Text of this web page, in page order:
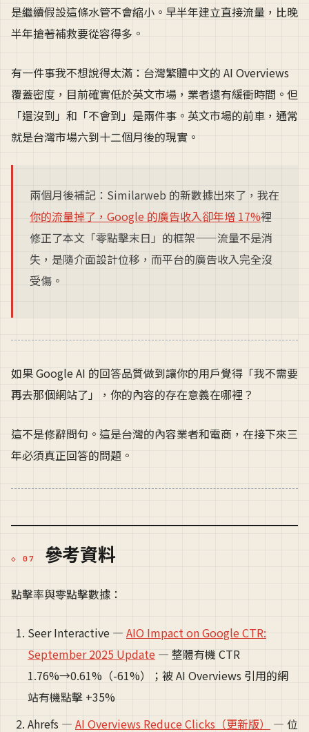
是繼續假設這條水管不會縮小。早半年建立直接流量，比晚
半年搶著補救要從容得多。
有一件事我不想說得太滿：台灣繁體中文的 AI Overviews
覆蓋密度，目前確實低於英文市場，業者還有緩衝時間。但
「還沒到」和「不會到」是兩件事。英文市場的前車，通常
就是台灣市場六到十二個月後的現實。
兩個月後補記：Similarweb 的新數據出來了，我在
你的流量掉了，Google 的廣告收入卻年增 17%裡
修正了本文「零點擊末日」的框架——流量不是消
失，是隨介面設計位移，而平台的廣告收入完全沒
受傷。
如果 Google AI 的回答品質做到讓你的用戶覺得「我不需要
再去那個網站了」，你的內容的存在意義在哪裡？
這不是修辭問句。這是台灣的內容業者和電商，在接下來三
年必須真正回答的問題。
參考資料
點擊率與零點擊數據：
Seer Interactive — AIO Impact on Google CTR:
September 2025 Update — 整體有機 CTR
1.76%→0.61%（-61%）；被 AI Overviews 引用的網
站有機點擊 +35%
Ahrefs — AI Overviews Reduce Clicks（更新版） — 位